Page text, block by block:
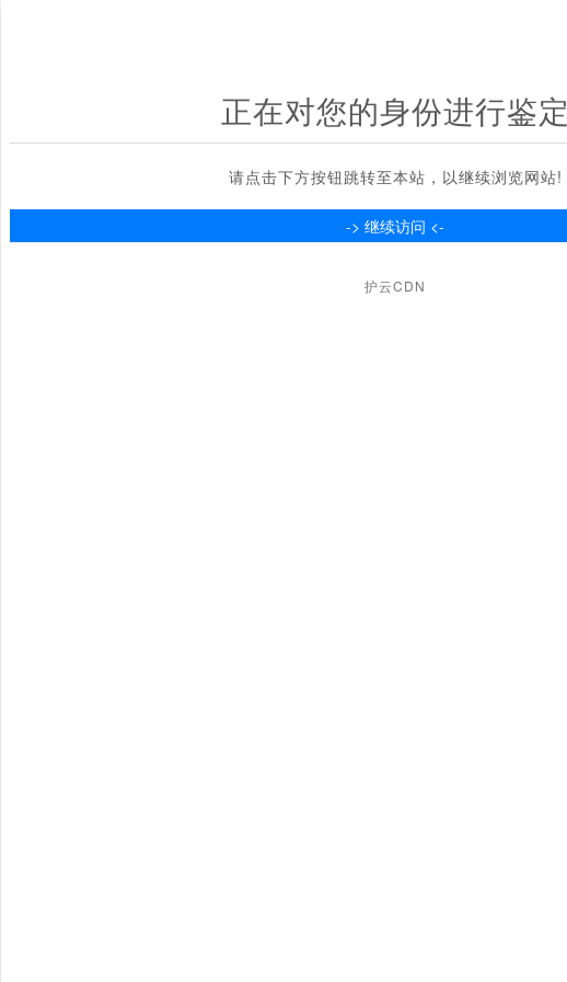
正在对您的身份进行鉴定
请点击下方按钮跳转至本站，以继续浏览网站!
护云CDN